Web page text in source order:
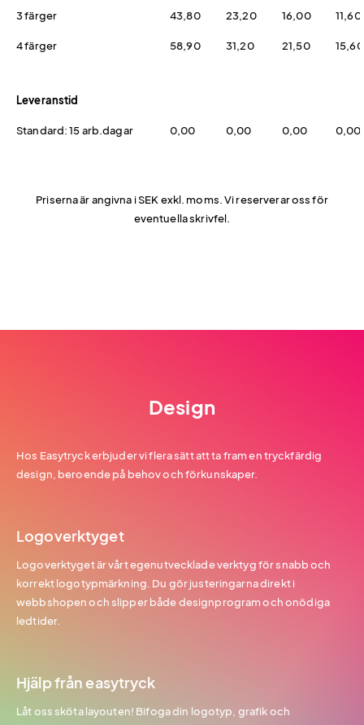
3 färger 43,80 23,20 16,00 11,60
4 färger 58,90 31,20 21,50 15,60
Leveranstid
Standard: 15 arb.dagar 0,00 0,00 0,00 0,00
Priserna är angivna i SEK exkl. moms. Vi reserverar oss för
eventuella skrivfel.
Design
Hos Easytryck erbjuder vi flera sätt att ta fram en tryckfärdig
design, beroende på behov och förkunskaper.
Logoverktyget
Logoverktyget är vårt egenutvecklade verktyg för snabb och
korrekt logotypmärkning. Du gör justeringarna direkt i
webbshopen och slipper både designprogram och onödiga
ledtider.
Hjälp från easytryck
Låt oss sköta layouten! Bifoga din logotyp, grafik och